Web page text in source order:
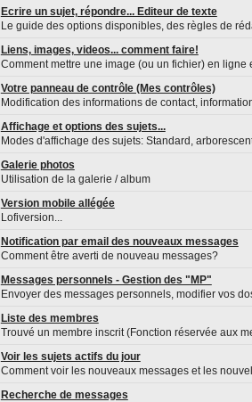
Ecrire un sujet, répondre... Editeur de texte
Le guide des options disponibles, des règles de
Liens, images, videos... comment faire!
Comment mettre une image (ou un fichier) en
Votre panneau de contrôle (Mes contrôles)
Modification des informations de contact,
Affichage et options des sujets...
Modes d'affichage des sujets: Standard,
Galerie photos
Utilisation de la galerie / album
Version mobile allégée
Lofiversion...
Notification par email des nouveaux messages
Comment être averti de nouveau messages?
Messages personnels - Gestion des "MP"
Envoyer des messages personnels, modifier vos
Liste des membres
Trouvé un membre inscrit (Fonction réservée aux
Voir les sujets actifs du jour
Comment voir les nouveaux messages et les
Recherche de messages